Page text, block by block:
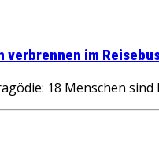
verbrennen im
18 Menschen